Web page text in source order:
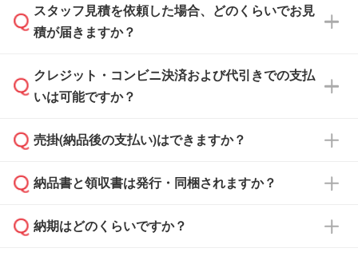
可能です。見積・注文フォームにて『ゲストの
まま進む』ボタンからお進みのうえ、ご依頼く
スタッフ見積を依頼した場合、どのくらいでお見
積が届きますか？
通常、翌営業日までにお送りしております。混
雑状況によっては、お時間をいただくこともご
依頼いただいた場合は、翌営業日以降のご連絡
クレジット・コンビニ決済および代引きでの支払
いは可能ですか？
銀行振込のみのご対応となります。
売掛(納品後の支払い)はできますか？
基本的には先入金をお願いしておりますが、自
どの場合は、月末締め翌月末払いに対応可能で
納品書と領収書は発行・同梱されますか？
納品書・領収書は ご依頼をいただいた場合の
納期はどのくらいですか？